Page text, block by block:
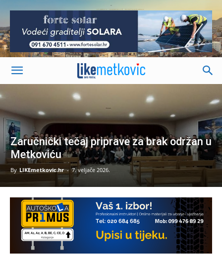
-
Zaručnički tečaj priprave za brak održan u
Metkoviću
By LIKEmetkovic.hr - 7. veljače 2026.